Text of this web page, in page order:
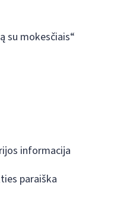
su mokesčiais“
informacija
paraiška